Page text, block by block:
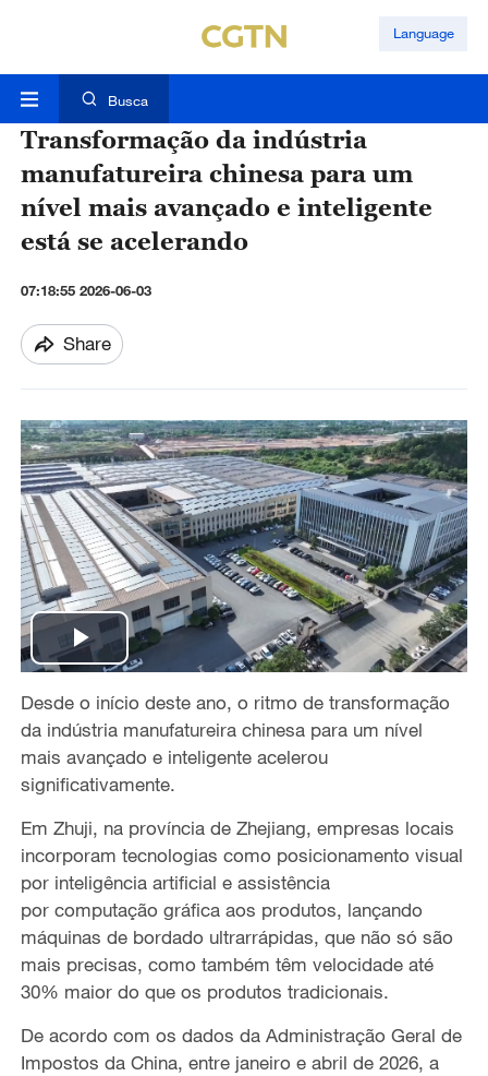
Language
Busca
Transformação da indústria
manufatureira chinesa para um
nível mais avançado e inteligente
está se acelerando
07:18:55 2026-06-03
Share
P
l
a
V
i
d
e
o
Desde o início deste ano, o ritmo de transformação
da indústria manufatureira chinesa para um nível
mais avançado e inteligente acelerou
significativamente.
Em Zhuji, na província de Zhejiang, empresas locais
incorporam tecnologias como posicionamento visual
porinteligência artificial e assistência
porcomputação gráfica aos produtos, lançando
máquinas de bordado ultrarrápidas, que não só são
mais precisas, como também têm velocidade até
30% maior do que os produtos tradicionais.
De acordo com os dados da Administração Geral de
Impostos da China, entrejaneiro eabril de 2026, a